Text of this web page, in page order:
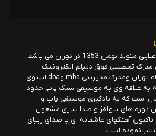
برزین علایی متولد بهمن 1353 در تهران می باشد
مدرک تحصیلی فوق دیپلم الکترونیک
دانشگاه تهران ومدرک مدیریتی mba وdba استوی
به علاقه وی به موسیقی سبک پاپ حدود
است که به یادگیری موسیقی پاپ و
دوره های سولفژ و صدا سازی مشغول
آهنگهای عاشقانه ای با صدای زیبای
نموده است.